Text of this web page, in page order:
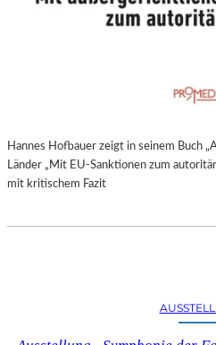
Hannes Hofbauer zeigt in seinem Buch
Länder „Mit EU-Sanktionen zum
mit kritischem Fazit